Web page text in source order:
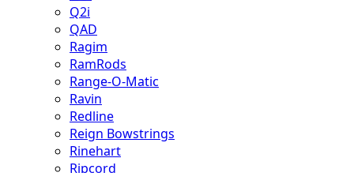
Q2i
QAD
Ragim
RamRods
Range-O-Matic
Ravin
Redline
Reign Bowstrings
Rinehart
Ripcord